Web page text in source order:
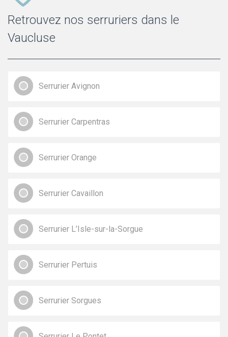
Retrouvez nos serruriers dans le
Vaucluse
Serrurier Avignon
Serrurier Carpentras
Serrurier Orange
Serrurier Cavaillon
Serrurier L’Isle-sur-la-Sorgue
Serrurier Pertuis
Serrurier Sorgues